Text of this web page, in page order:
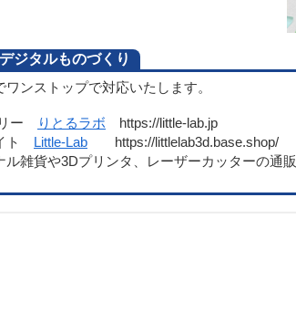
ジタルものづくり
ンストップで対応いたします。
ー りとるラボ https://little-lab.jp
ト Little-Lab https://littlelab3d.base.shop/
雑貨や3Dプリンタ、レーザーカッターの通販